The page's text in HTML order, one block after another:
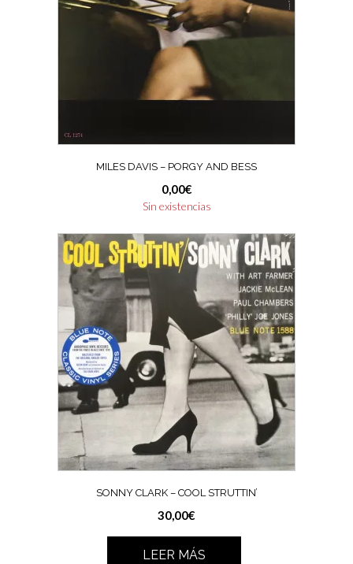
MILES DAVIS – PORGY AND BESS
0,00€
Sin existencias
SONNY CLARK – COOL STRUTTIN’
30,00€
LEER MÁS